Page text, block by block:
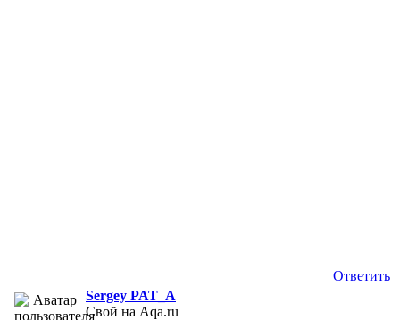
Ответить
Sergey PAT_A
Свой на Aqa.ru